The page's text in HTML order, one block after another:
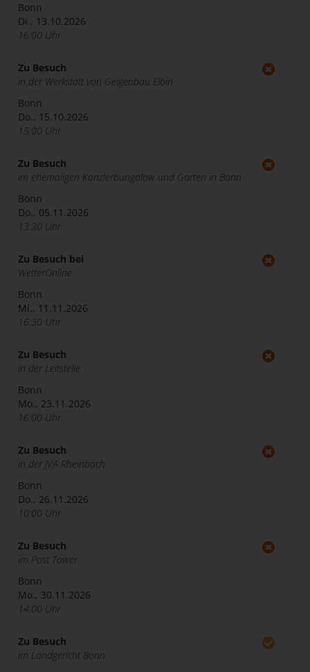
Bonn
Di., 13.10.2026
16:00 Uhr
Zu Besuch
in der Werkstatt von Geigenbau Elbin
Bonn
Do., 15.10.2026
15:00 Uhr
Zu Besuch
im ehemaligen Kanzlerbungalow und Garten in Bonn
Bonn
Do., 05.11.2026
13:30 Uhr
Zu Besuch bei
WetterOnline
Bonn
Mi., 11.11.2026
16:30 Uhr
Zu Besuch
in der Leitstelle
Bonn
Mo., 23.11.2026
16:00 Uhr
Zu Besuch
in der JVA Rheinbach
Bonn
Do., 26.11.2026
10:00 Uhr
Zu Besuch
im Post Tower
Bonn
Mo., 30.11.2026
14:00 Uhr
Zu Besuch
im Landgericht Bonn